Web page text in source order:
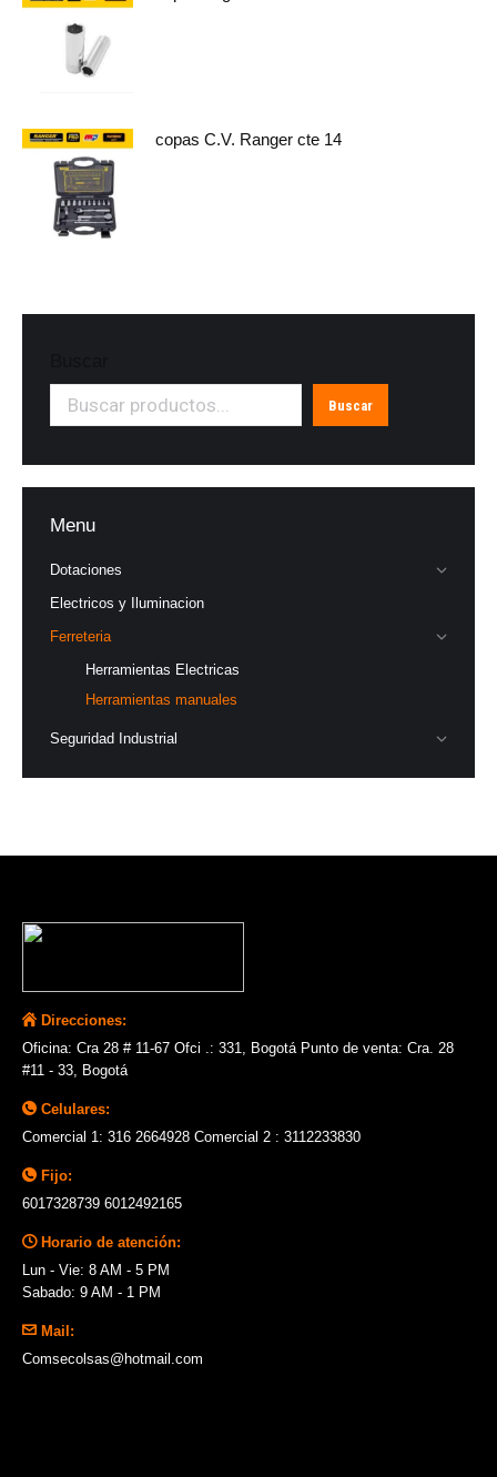
copas C.V. Ranger cte 14
Buscar
Menu
Dotaciones
Electricos y Iluminacion
Ferreteria
Herramientas Electricas
Herramientas manuales
Seguridad Industrial
Direcciones:
Oficina: Cra 28 # 11-67 Ofci .: 331, Bogotá Punto de venta: Cra. 28
#11 - 33, Bogotá
Celulares:
Comercial 1: 316 2664928 Comercial 2 : 3112233830
Fijo:
6017328739 6012492165
Horario de atención:
Lun - Vie: 8 AM - 5 PM
Sabado: 9 AM - 1 PM
Mail:
Comsecolsas@hotmail.com